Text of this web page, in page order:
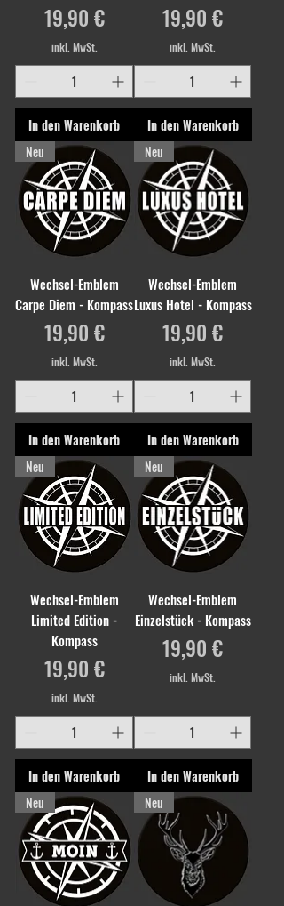
Preis
19,90 €
inkl. MwSt.
In den Warenkorb
Preis
19,90 €
inkl. MwSt.
In den Warenkorb
Neu
Wechsel-Emblem
Carpe Diem - Kompass
Preis
19,90 €
inkl. MwSt.
In den Warenkorb
Neu
Wechsel-Emblem
Luxus Hotel - Kompass
Preis
19,90 €
inkl. MwSt.
In den Warenkorb
Neu
Wechsel-Emblem
Limited Edition -
Kompass
Preis
19,90 €
inkl. MwSt.
In den Warenkorb
Neu
Wechsel-Emblem
Einzelstück - Kompass
Preis
19,90 €
inkl. MwSt.
In den Warenkorb
Neu
Neu